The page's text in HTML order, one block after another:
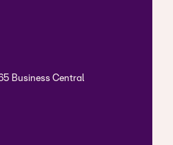
Business Central